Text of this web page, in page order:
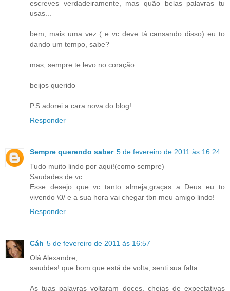
escreves verdadeiramente, mas quão belas palavras tu
usas...
bem, mais uma vez ( e vc deve tá cansando disso) eu to
dando um tempo, sabe?
mas, sempre te levo no coração...
beijos querido
P.S adorei a cara nova do blog!
Responder
Sempre querendo saber 5 de fevereiro de 2011 às 16:24
Tudo muito lindo por aqui!(como sempre)
Saudades de vc...
Esse desejo que vc tanto almeja,graças a Deus eu to
vivendo \0/ e a sua hora vai chegar tbn meu amigo lindo!
Responder
Cáh 5 de fevereiro de 2011 às 16:57
Olá Alexandre,
sauddes! que bom que está de volta, senti sua falta...
As tuas palavras voltaram doces, cheias de expectativas